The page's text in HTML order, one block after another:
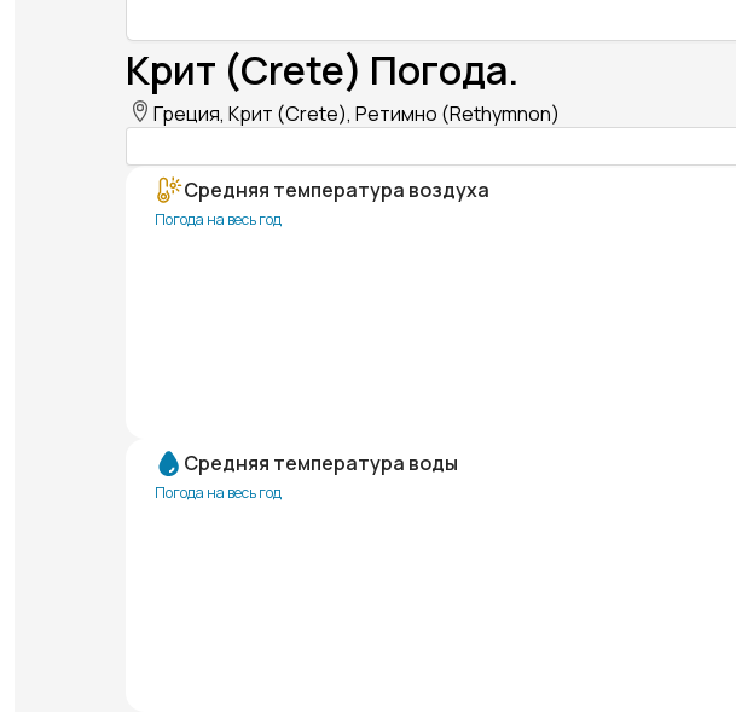
Крит (Crete) Погода.
Греция, Крит (Crete), Ретимно (Rethymnon)
Средняя температура воздуха
Погода на весь год
Средняя температура воды
Погода на весь год